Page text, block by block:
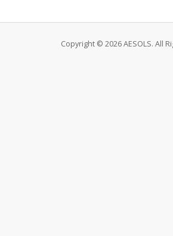
Copyright © 2026 AESOLS. All